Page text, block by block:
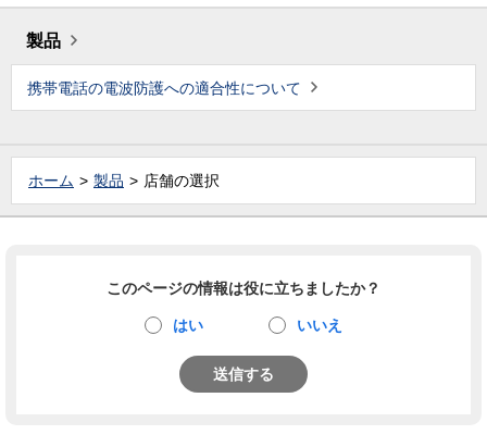
製品
携帯電話の電波防護への適合性について
ホーム 製品 店舗の選択
このページの情報は役に立ちましたか？
はい いいえ
送信する